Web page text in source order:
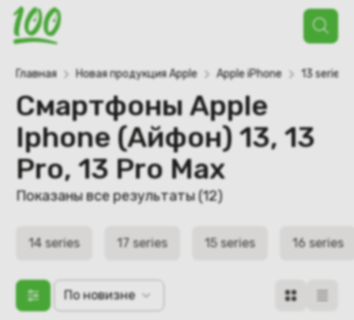
Поиск
товаров
Главная Новая продукция Apple Apple iPhone 13 series
Смартфоны Apple
Iphone (Айфон) 13, 13
Pro, 13 Pro Max
Показаны все результаты (12)Сортировка:
недавние
14 series 17 series 15 series 16 series
По новизне